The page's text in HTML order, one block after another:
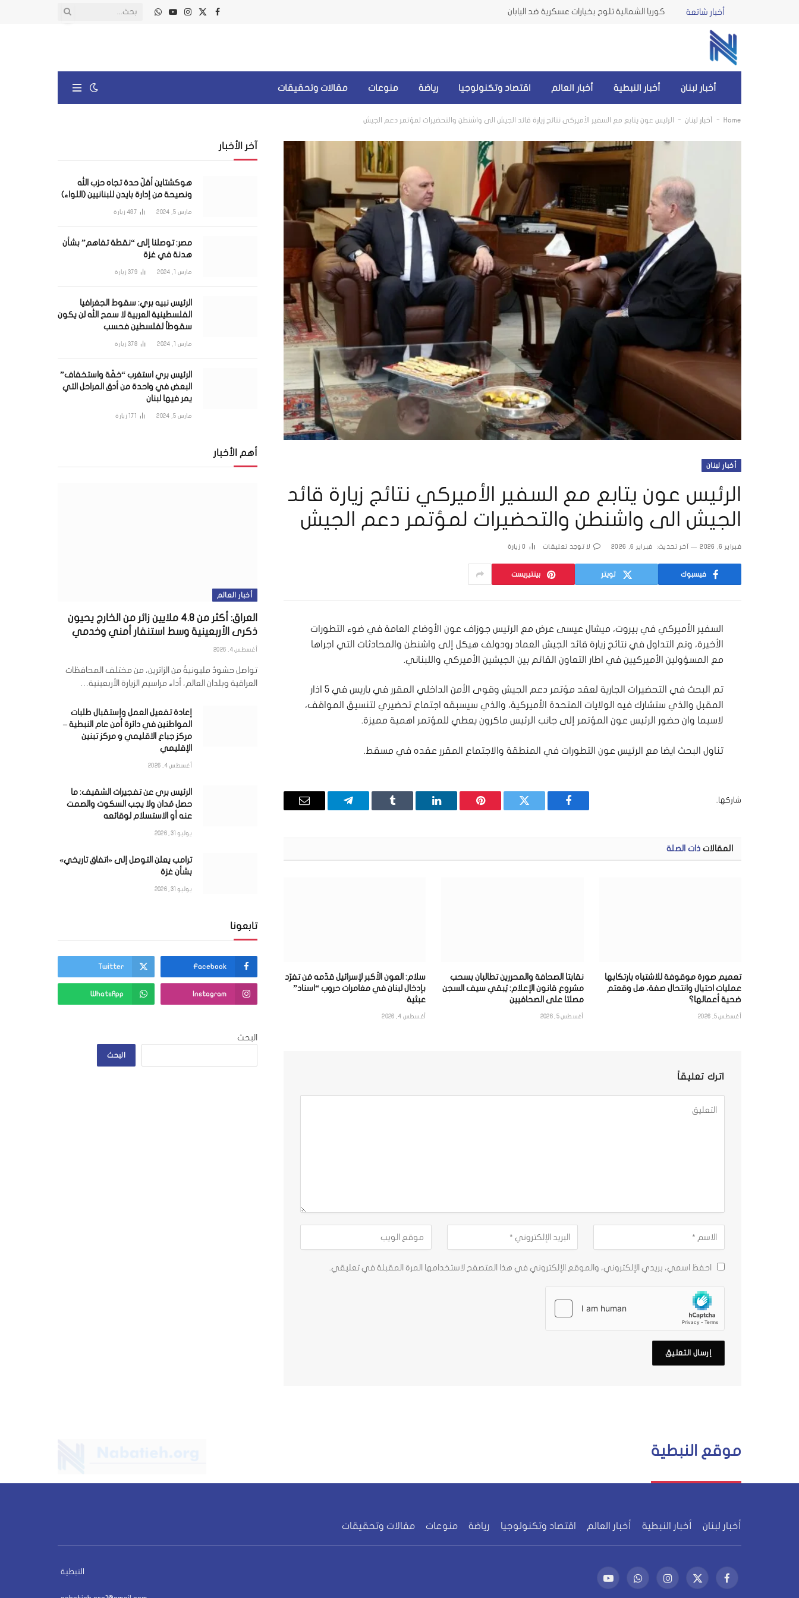
أخبار شائعة كوريا الشمالية تلوح بخيارات عسكرية ضد اليابان
فيسبوك
X
الانستغرام
يوتيوبواتساب
أخبار لبنان أخبار النبطية أخبار العالم اقتصاد وتكنولوجيا رياضة منوعات مقالات وتحقيقات
Home
- أخبار لبنان - الرئيس عون يتابع مع السفير الأميركي نتائج زيارة قائد الجيش الى واشنطن والتحضيرات لمؤتمر دعم الجيش
أخبار لبنان
الرئيس عون يتابع مع السفير الأميركي نتائج زيارة قائد
الجيش الى واشنطن والتحضيرات لمؤتمر دعم الجيش
فبراير 6, 2026 آخر تحديث: فبراير 6, 2026 لا توجد تعليقات 0 زيارة
فيسبوك تويتر بينتيريست
السفير الأميركي في بيروت، ميشال عيسى عرض مع الرئيس جوزاف عون الأوضاع العامة في ضوء التطورات
الأخيرة، وتم التداول في نتائج زيارة قائد الجيش العماد رودولف هيكل إلى واشنطن والمحادثات التي اجراها
مع المسؤولين الأميركيين في اطار التعاون القائم بين الجيشين الأميركي واللبناني.
تم البحث في التحضيرات الجارية لعقد مؤتمر دعم الجيش وقوى الأمن الداخلي المقرر في باريس في ٥ اذار
المقبل والذي ستشارك فيه الولايات المتحدة الأميركية، والذي سيسبقه اجتماع تحضيري لتنسيق المواقف،
لاسيما وان حضور الرئيس عون المؤتمر إلى جانب الرئيس ماكرون يعطي للمؤتمر اهمية مميزة.
تناول البحث ايضا مع الرئيس عون التطورات في المنطقة والاجتماع المقرر عقده في مسقط.
شاركها.
فيسبوك تويتر بينتيريستلينكدإن Tumblr تيلقرام
البريد
المقالات ذات الصلة
تعميم صورة موقوفة للاشتباه بارتكابها
عمليات احتيال وانتحال صفة، هل وقعتم
ضحية أعمالها؟
أغسطس 5, 2026
نقابتا الصحافة والمحررين تطالبان بسحب
مشروع قانون الإعلام: يُبقي سيف السجن
مصلتا على الصحافيين
أغسطس 5, 2026
سلام: العون الأكبر لإسرائيل قدّمه مَن تفرّد
بإدخال لبنان في مغامرات حروب “اسناد”
عبثية
أغسطس 4, 2026
اترك تعليقاً
احفظ اسمي، بريدي الإلكتروني، والموقع الإلكتروني في هذا المتصفح لاستخدامها المرة المقبلة في تعليقي.
آخر الأخبار
هوكشتاين أقلّ حدة تجاه حزب الله
ونصيحة من إدارة بايدن للبنانيين (اللواء)
مارس 5, 2024 487 زيارة
مصر: توصلنا إلى “نقطة تفاهم” بشأن
هدنة في غزة
مارس 1, 2024 379 زيارة
الرئيس نبيه بري: سقوط الجغرافيا
الفلسطينية العربية لا سمح الله لن يكون
سقوطاً لفلسطين فحسب
مارس 1, 2024 378 زيارة
الرئيس بري استغرب “خفّة واستخفاف”
البعض في واحدة من أدق المراحل التي
يمر فيها لبنان
مارس 5, 2024 171 زيارة
أهم الأخبار
أخبار العالم
العراق: أكثر من 4.8 ملايين زائر من الخارج يحيون
ذكرى الأربعينية وسط استنفار أمني وخدمي
أغسطس 4, 2026
تواصل حشودٌ مليونيةٌ من الزائرين، من مختلف المحافظات
العراقية وبلدان العالم، أداء مراسيم الزيارة الأربعينية…
إعادة تفعيل العمل وإستقبال طلبات
المواطنين في دائرة أمن عام النبطية –
مركز جباع الاقليمي و مركز تبنين
الإقليمي
أغسطس 4, 2026
الرئيس بري عن تفجيرات الشقيف: ما
حصل مُدان ولا يجب السكوت والصمت
عنه أو الاستسلام لوقائعه
يوليو 31, 2026
ترامب يعلن التوصل إلى «اتفاق تاريخي»
بشأن غزة
يوليو 31, 2026
تابعونا
Facebook
Twitter
Instagram
WhatsApp
البحث
البحث
موقع النبطية
أخبار لبنان أخبار النبطية أخبار العالم اقتصاد وتكنولوجيا رياضة منوعات مقالات وتحقيقات
فيسبوكX
الانستغرامواتساب يوتيوب
النبطية